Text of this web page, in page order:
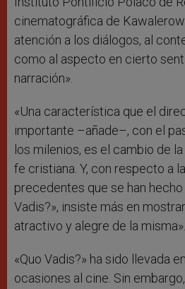
cinematográfica de
atención a los diálogos, al
como al aspecto en cierto
narración».
«Una característica que el
importante –añade–, con el
los milenios, es el cambio de
fe cristiana. Y, con respecto a
precedentes que se han
Vadis?», insiste más en
atractivo y alegre de la misma».
«Quo Vadis?» ha sido llevada
ocasiones al cine. Sin